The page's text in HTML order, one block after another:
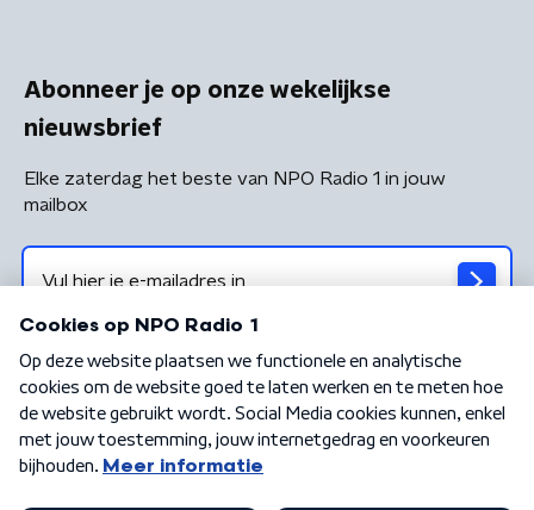
Abonneer je op onze wekelijkse
nieuwsbrief
Elke zaterdag het beste van NPO Radio 1 in jouw
mailbox
Algemene voorwaarden